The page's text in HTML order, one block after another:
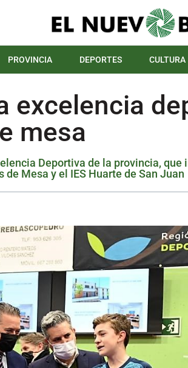
PROVINCIA DEPORTES CULTURA
excelencia
mesa
Deportiva de la provincia,
Mesa y el IES Huarte de San Juan